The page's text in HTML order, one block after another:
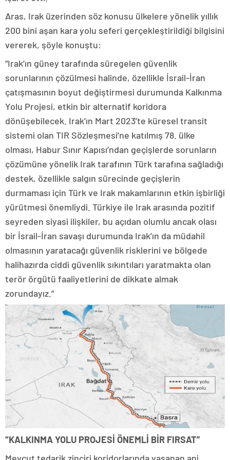
Aras, Irak üzerinden söz konusu ülkelere yönelik yıllık
200 bini aşan kara yolu seferi gerçekleştirildiği bilgisini
vererek, şöyle konuştu:
“Irak’ın güney tarafında süregelen güvenlik
sorunlarının çözülmesi halinde, özellikle İsrail-İran
çatışmasının boyut değiştirmesi durumunda Kalkınma
Yolu Projesi, etkin bir alternatif koridora
dönüşebilecek. Irak’ın Mart 2023’te küresel transit
sistemi olan TIR Sözleşmesi’ne katılmış 78. ülke
olması, Habur Sınır Kapısı’ndan geçişlerde sorunların
çözümüne yönelik Irak tarafının Türk tarafına sağladığı
destek, özellikle salgın sürecinde geçişlerin
durmaması için Türk ve Irak makamlarının etkin işbirliği
yürütmesi önemliydi. Türkiye ile Irak arasında pozitif
seyreden siyasi ilişkiler, bu açıdan olumlu ancak olası
bir İsrail-İran savaşı durumunda Irak’ın da müdahil
olmasının yaratacağı güvenlik risklerini ve bölgede
halihazırda ciddi güvenlik sıkıntıları yaratmakta olan
terör örgütü faaliyetlerini de dikkate almak
zorundayız.”
“KALKINMA YOLU PROJESİ ÖNEMLİ BİR FIRSAT”